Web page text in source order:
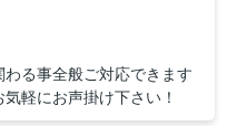
る事全般ご対応できます
軽にお声掛け下さい！